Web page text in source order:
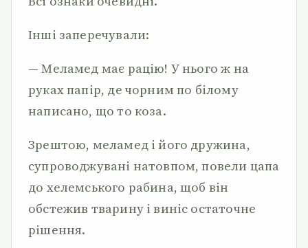
Інші заперечували:
— Меламед має рацію! У нього ж на
руках папір, де чорним по білому
написано, що то коза.
Зрештою, меламед і його дружина,
супроводжувані натовпом, повели цапа
до хелемського рабина, щоб він
обстежив тварину і виніс остаточне
рішення.